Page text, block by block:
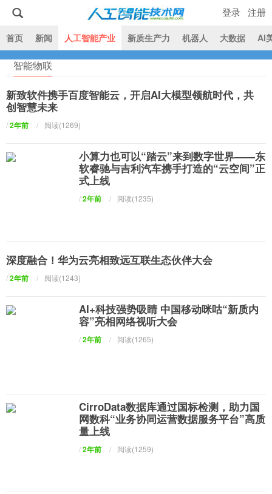
人工智能技术网
首页 新闻 人工智能产业 新质生产力 机器人 大数据 AI
登录 注册
智能物联
新致软件携手百度智能云，开启AI大模型领航时代，共
创智慧未来
/2年前 / 阅读(1269)
小算力也可以“踏云”来到数字世界——东
软睿驰与吉利汽车携手打造的“云空间”正
式上线
/2年前 / 阅读(1235)
深度融合！华为云亮相致远互联生态伙伴大会
/2年前 / 阅读(1243)
AI+科技强势吸睛 中国移动咪咕“新质内
容”亮相网络视听大会
/2年前 / 阅读(1265)
CirroData数据库通过国标检测，助力国
网数科“业务协同运营数据服务平台”高质
量上线
/2年前 / 阅读(1259)